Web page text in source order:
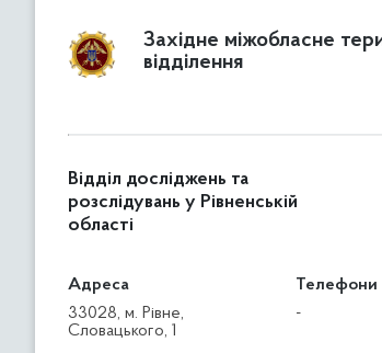
Західне міжобласне
відділення
Відділ досліджень та
розслідувань у Рівненській
області
Адреса
33028, м. Рівне,
Словацького, 1
Телефони
-